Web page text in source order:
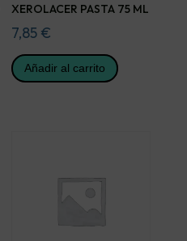
XEROLACER PASTA 75 ML
7,85 €
Añadir al carrito